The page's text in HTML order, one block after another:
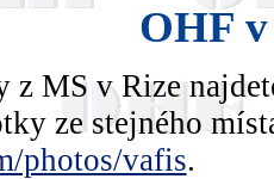
OHF
z MS v Rize
ze stejného
photos/vafis.